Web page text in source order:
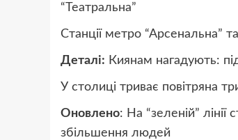
“Театральна”
Станції метро “Арсенальна”
Деталі: Киянам нагадують:
У столиці триває повітряна
Оновлено: На “зеленій”
збільшення людей